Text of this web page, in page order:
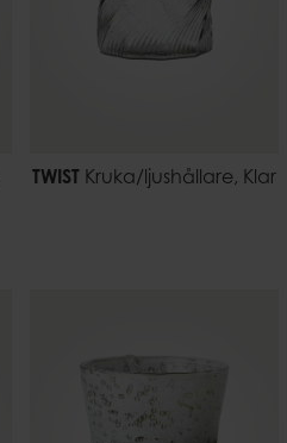
TWIST Kruka/ljushållare, Klar